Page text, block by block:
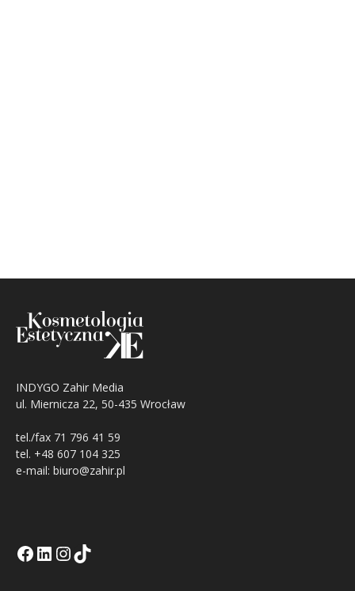
INDYGO Zahir Media
ul. Miernicza 22, 50-435 Wrocław
tel./fax 71 796 41 59
tel. +48 607 104 325
e-mail: biuro@zahir.pl
Facebook
LinkedIn
Tik Tok KEInstagramm KE